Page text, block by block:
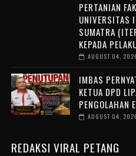
PERTANIAN
UNIVERSITAS
SUMATRA
KEPADA
AUGUST 04,
IMBAS
KETUA DPD
PENGOLAHAN
AUGUST 04,
REDAKSI VIRAL PETANG